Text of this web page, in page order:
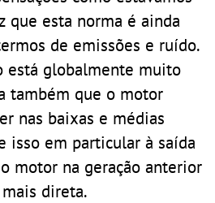
que esta norma é ainda
de emissões e ruído.
está globalmente muito
também que o motor
nas baixas e médias
isso em particular à saída
motor na geração anterior
direta.